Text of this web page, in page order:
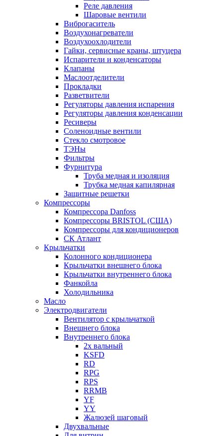
Реле давления
Шаровые вентили
Виброгаситель
Воздухонагреватели
Воздухоохлодители
Гайки, сервисные краны, штуцера
Испарители и конденсаторы
Клапаны
Маслоотделители
Прокладки
Разветвители
Регуляторы давления испарения
Регуляторы давления конденсации
Ресиверы
Соленоидные вентили
Стекло смотровое
ТЭНы
Фильтры
Фурнитура
Труба медная и изоляция
Трубка медная капилярная
Защитные решетки
Компрессоры
Компрессора Danfoss
Компрессоры BRISTOL (США)
Компрессоры для кондиционеров
СК Атлант
Крыльчатки
Колонного кондиционера
Крыльчатки внешнего блока
Крыльчатки внутреннего блока
Фанкойла
Холодильника
Масло
Электродвигатели
Вентилятор с крыльчаткой
Внешнего блока
Внутреннего блока
2х вальный
KSFD
RD
RPG
RPS
RRMB
YF
YY
Жалюзей шаговый
Двухвальные